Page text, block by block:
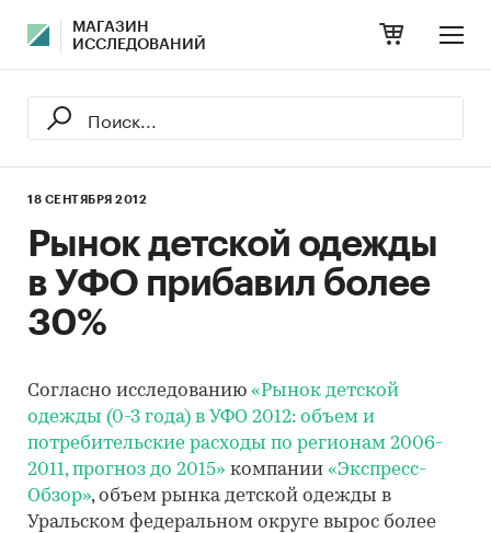
МАГАЗИН
ИССЛЕДОВАНИЙ
18 СЕНТЯБРЯ 2012
Рынок детской одежды
в УФО прибавил более
30%
Согласно исследованию «Рынок детской
одежды (0-3 года) в УФО 2012: объем и
потребительские расходы по регионам 2006-
2011, прогноз до 2015» компании «Экспресс-
Обзор», объем рынка детской одежды в
Уральском федеральном округе вырос более